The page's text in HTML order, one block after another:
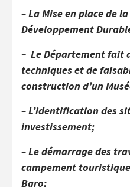
– La Mise en place de
Développement
– Le Département fait
techniques et de
construction d’un
– L’identification des
investissement;
– Le démarrage des
campement
Baro;